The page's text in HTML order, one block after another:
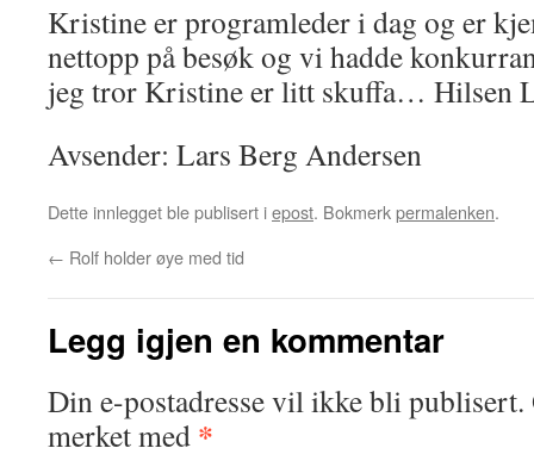
Kristine er programleder i dag og er
nettopp på besøk og vi hadde
jeg tror Kristine er litt skuffa… Hilsen
Avsender: Lars Berg Andersen
Dette innlegget ble publisert iepost. Bokmerkpermalenken.
← Rolf holder øye med tid
Legg igjen en kommentar
Din e-postadresse vil ikke bli publisert.
merket med *